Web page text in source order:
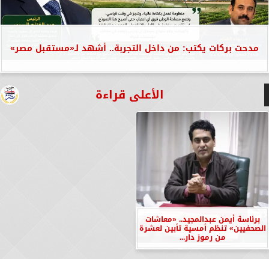
مدحت بركات يكتب: من داخل التجربة.. أشهد لـ«مستقبل مصر»
الأعلى قراءة
برئاسة أيمن عبدالمجيد.. «معاشات
الصحفيين» تنظم أمسية تأبين لعشرة
من رموز دار...